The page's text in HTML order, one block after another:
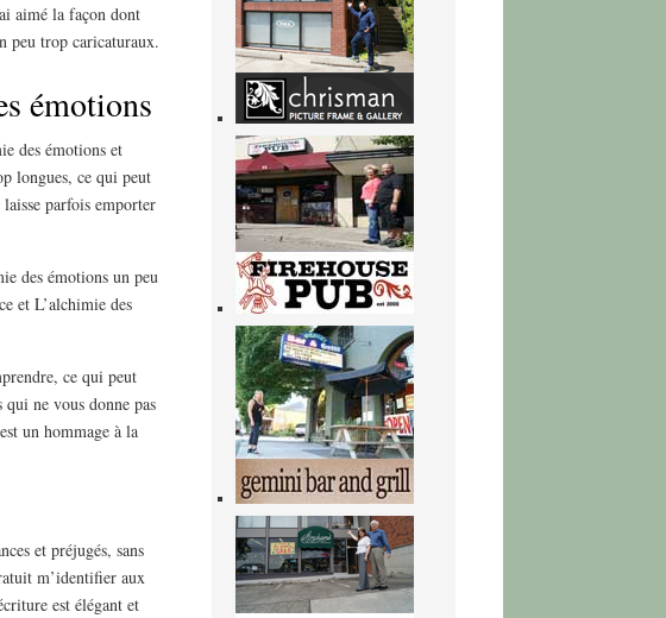
aimé la façon dont
peu trop caricaturaux.
émotions
des émotions et
longues, ce qui peut
parfois emporter
des émotions un peu
et L’alchimie des
ce qui peut
ne vous donne pas
un hommage à la
et préjugés, sans
m’identifier aux
est élégant et